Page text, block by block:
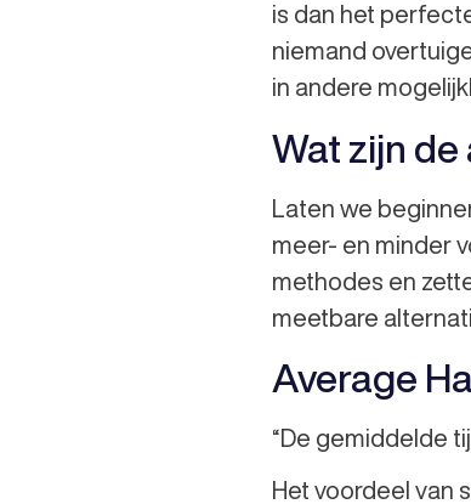
is dan het
niemand
in andere
Wat zijn
Laten we
meer- en minder
methodes en
meetbare
Average
“De gemiddelde
Het voordeel van